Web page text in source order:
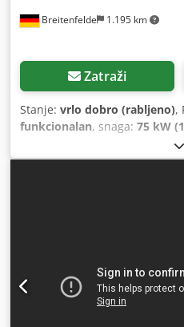
Breitenfelde 1.195 km
Zatraži
Stanje: vrlo dobro (rabljeno),
funkcionalan, snaga: 75 kW
,
stanje guma:100 postotak,
UVV